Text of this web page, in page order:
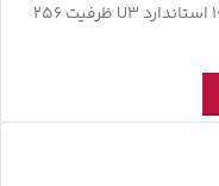
کارت حافظه‌ میکرو اس دی اپیسر کلاس 10 استاندارد U3 ظرفیت 256